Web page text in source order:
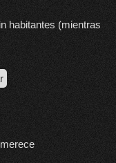
habitantes (mientras